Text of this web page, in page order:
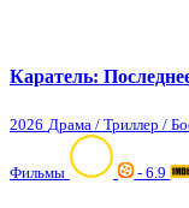
Каратель:
2026 Драма / Триллер /
Фильмы - 6.9